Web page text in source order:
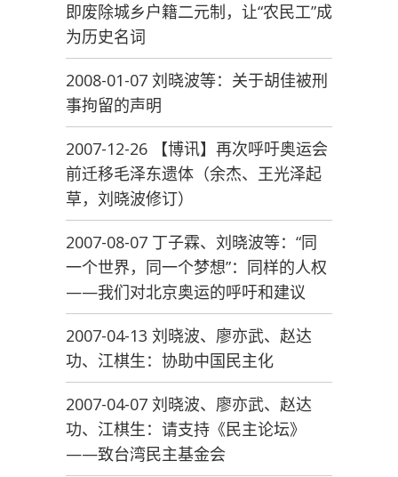
即废除城乡户籍二元制，让“农民工”成
为历史名词
2008-01-07 刘晓波等：关于胡佳被刑
事拘留的声明
2007-12-26 【博讯】再次呼吁奥运会
前迁移毛泽东遗体（余杰、王光泽起
草，刘晓波修订）
2007-08-07 丁子霖、刘晓波等：“同
一个世界，同一个梦想”：同样的人权
——我们对北京奥运的呼吁和建议
2007-04-13 刘晓波、廖亦武、赵达
功、江棋生：协助中国民主化
2007-04-07 刘晓波、廖亦武、赵达
功、江棋生：请支持《民主论坛》
——致台湾民主基金会